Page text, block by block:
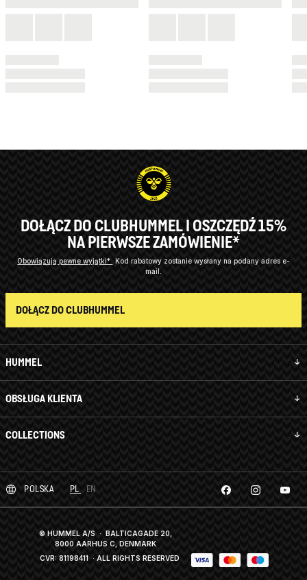
HUMMEL
OBSŁUGA KLIENTA
COLLECTIONS
DOŁĄCZ DO CLUBHUMMEL I OSZCZĘDŹ 15%
NA PIERWSZE ZAMÓWIENIE*
Obowiązują pewne wyjątki* Kod rabatowy zostanie wysłany na podany adres e-
mail.
DOŁĄCZ DO CLUBHUMMEL
POLSKA PL EN
© HUMMEL A/S · BALTICAGADE 20,
8000 AARHUS C, DENMARK
CVR: 81198411 · ALL RIGHTS RESERVED